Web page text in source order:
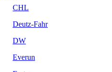
CHL
Deutz-Fahr
DW
Everun